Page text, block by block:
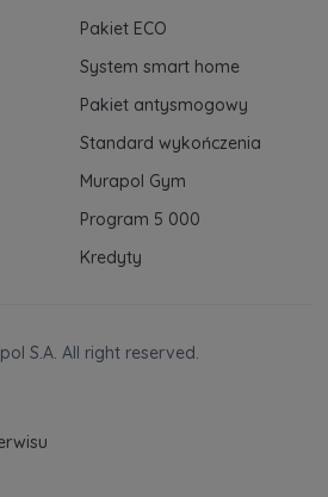
Pakiet ECO
System smart home
Pakiet antysmogowy
Standard wykończenia
Murapol Gym
Program 5 000
Kredyty
S.A. All right reserved.